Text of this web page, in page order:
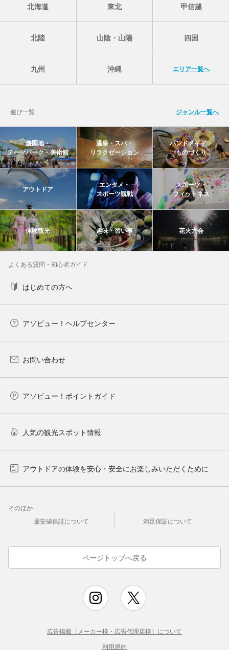
北海道 東北 甲信越
北陸 山陰・山陽 四国
九州 沖縄 エリア一覧へ
遊び一覧 ジャンル一覧へ
遊園地・
テーマパーク・美術館
温泉・スパ・
リラクゼーション
ハンドメイド・
ものづくり
アウトドア
エンタメ・
スポーツ観戦
スポーツ・
フィットネス
体験観光 趣味・習い事 花火大会
よくある質問・初心者ガイド
はじめての方へ
アソビュー！ヘルプセンター
お問い合わせ
アソビュー！ポイントガイド
人気の観光スポット情報
アウトドアの体験を安心・安全にお楽しみいただくために
そのほか
最安値保証について
満足保証について
ページトップへ戻る
広告掲載（メーカー様・広告代理店様）について
利用規約